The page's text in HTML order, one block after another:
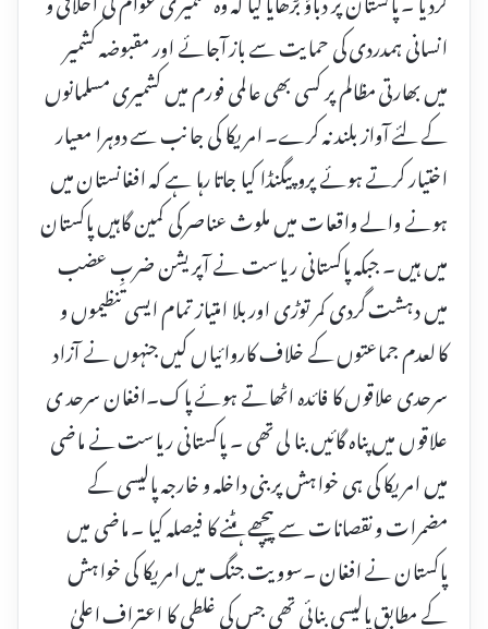
انسانی ہمدردی کی حمایت سے باز آجائے اور مقبوضہ کشمیر
میں بھارتی مظالم پر کسی بھی عالمی فورم میں کشمیری مسلمانوں
کے لئے آواز بلند نہ کرے۔ امریکا کی جانب سے دوہرا معیار
اختیار کرتے ہوئے پروپیگنڈا کیا جاتا رہا ہے کہ افغانستان میں
ہونے والے واقعات میں ملوث عناصر کی کمین گاہیں پاکستان
میں ہیں ۔ جبکہ پاکستانی ریاست نے آپریشن ضربِ عضب
میں دہشت گردی کمر توڑی اور بلا امتیاز تمام ایسی تنظیموں و
کالعدم جماعتوں کے خلاف کاروائیاں کیں جنہوں نے آزاد
سرحدی علاقوں کا فائدہ اٹھاتے ہوئے پاک۔افغان سرحد ی
علاقوں میں پناہ گائیں بنا لی تھی ۔ پاکستانی ریاست نے ماضی
میں امریکا کی ہی خواہش پربنی داخلہ و خارجہ پالیسی کے
مضمرات و نقصانات سے پیچھے ہٹنے کا فیصلہ کیا ۔ ماضی میں
پاکستان نے افغان ۔سوویت جنگ میں امریکا کی خواہش
کے مطابق پالیسی بنائی تھی جس کی غلطی کا اعتراف اعلیٰ